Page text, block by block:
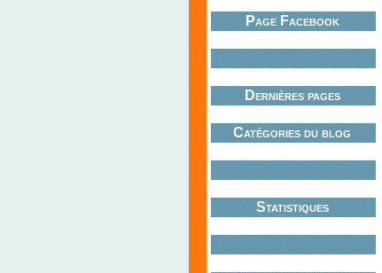
Page Facebook
Dernières pages
Catégories du blog
Statistiques